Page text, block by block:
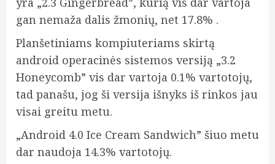
gan nemaža dalis žmonių, net 17.8% .
Planšetiniams kompiuteriams skirtą
android operacinės sistemos versiją „3.2
Honeycomb” vis dar vartoja 0.1% vartotojų,
tad panašu, jog ši versija išnyks iš rinkos jau
visai greitu metu.
„Android 4.0 Ice Cream Sandwich” šiuo metu
dar naudoja 14.3% vartotojų.